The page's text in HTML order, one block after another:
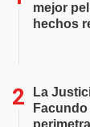
mejor
hechos
La